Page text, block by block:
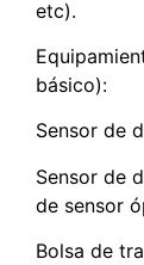
etc).
básico):
Sensor de
Sensor de
de sensor
Bolsa de